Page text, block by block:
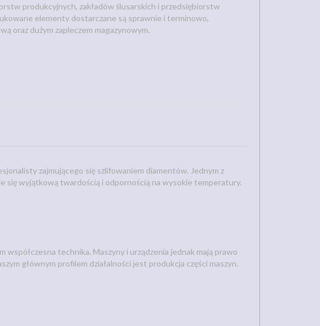
produkcyjnych, zakładów ślusarskich i przedsiębiorstw
elementy dostarczane są sprawnie i terminowo,
oraz dużym zapleczem magazynowym.
zajmującego się szlifowaniem diamentów. Jednym z
się wyjątkową twardością i odpornością na wysokie temperatury.
technika. Maszyny i urządzenia jednak mają prawo
głównym profilem działalności jest produkcja części maszyn.